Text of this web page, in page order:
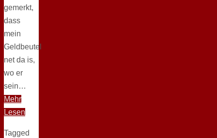
gemerkt,
dass
mein
Geldbeutel
net da is,
wo er
sein…
Mehr
Lesen
Tagged